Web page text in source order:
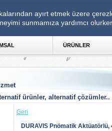
ayırt etmek üzere
sunmamıza yardımcı
ÜRÜNLER
ürünler, alternatif çözümler..
Geri
DURAVIS Pnömatik